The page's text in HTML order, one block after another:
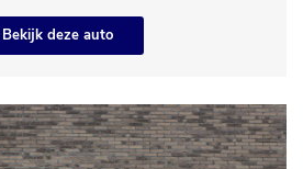
Bekijk deze auto